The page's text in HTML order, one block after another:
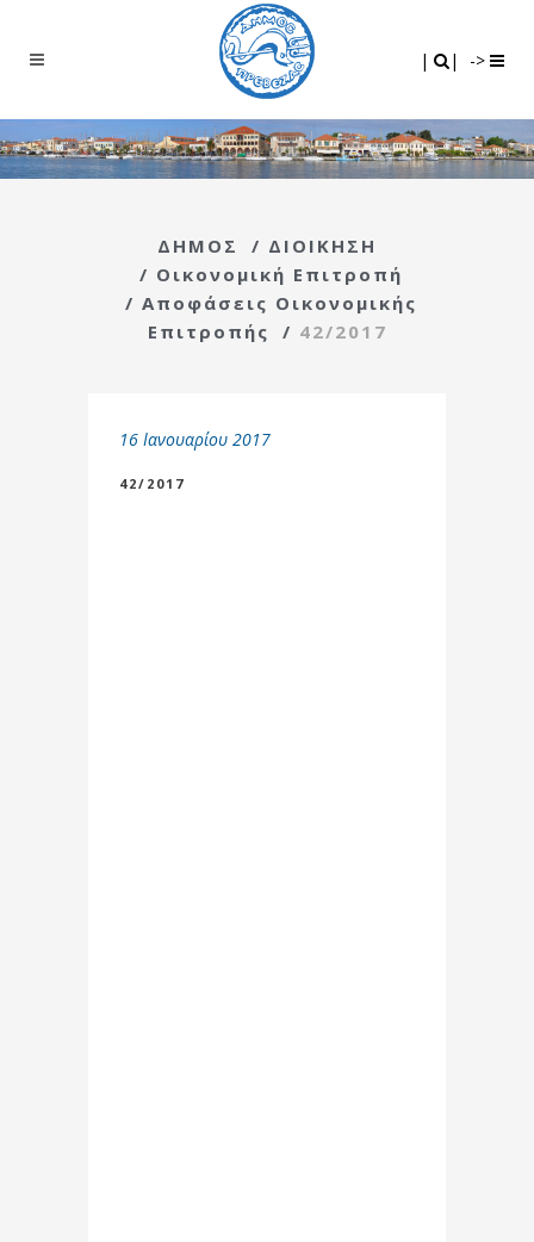
| | ->
ΔΗΜΟΣ / ΔΙΟΙΚΗΣΗ
/ Οικονομική Επιτροπή
/ Αποφάσεις Οικονομικής
Επιτροπής
/ 42/2017
16 Ιανουαρίου 2017
42/2017